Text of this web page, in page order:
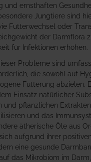
und ernsthaften
Jungtiere sind
Futterwechsel oder
der Darmflora
für Infektionen erhöhen.
Probleme sind
die sowohl auf
Fütterung abzielen.
Einsatz natürlicher
und pflanzlichen
und das
ätherische Öle aus
aufgrund ihrer
eine gesunde
das Mikrobiom im